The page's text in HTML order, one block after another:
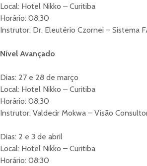
Local: Hotel Nikko – Curitiba
Horário: 08:30
Instrutor: Dr. Eleutério Czornei – Sistema
Nível Avançado
Dias: 27 e 28 de março
Local: Hotel Nikko – Curitiba
Horário: 08:30
Instrutor: Valdecir Mokwa – Visão
Dias: 2 e 3 de abril
Local: Hotel Nikko – Curitiba
Horário: 08:30